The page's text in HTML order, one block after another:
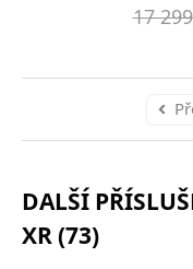
17
DALŠÍ
XR (73)